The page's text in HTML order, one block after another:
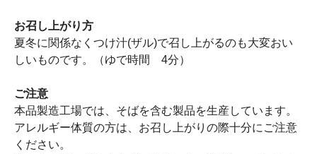
お召し上がり方
夏冬に関係なくつけ汁(ザル)で召し上がるのも大変おい
しいものです。（ゆで時間 4分）
ご注意
本品製造工場では、そばを含む製品を生産しています。
アレルギー体質の方は、お召し上がりの際十分にご注意
ください。